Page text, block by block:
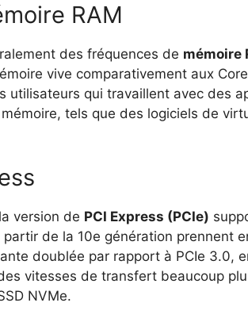
RAM
des fréquences de mémoire
vive comparativement aux
utilisateurs qui travaillent avec des
tels que des logiciels de
version de PCI Express (PCIe)
de la 10e génération prennent
doublée par rapport à PCIe 3.0,
vitesses de transfert beaucoup
NVMe.